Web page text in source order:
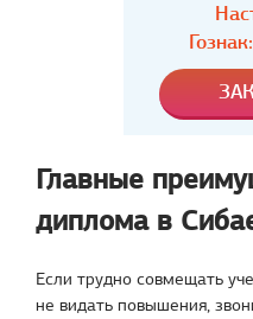
Гознак:
Главные
диплома в
Если трудно совмещать
не видать повышения,